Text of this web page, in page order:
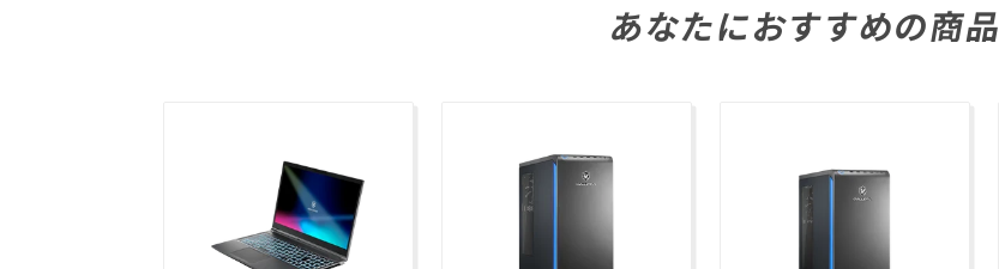
あなたにおすすめの商品